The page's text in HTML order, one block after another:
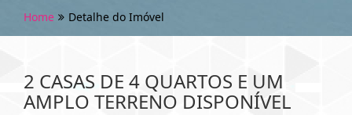
Home Detalhe do Imóvel
2 CASAS DE 4 QUARTOS E UM
AMPLO TERRENO DISPONÍVEL